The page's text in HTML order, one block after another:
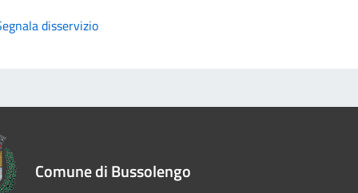
disservizio
Comune di Bussolengo